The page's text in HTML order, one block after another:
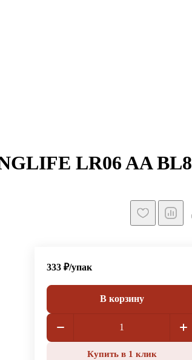
LR06 AA BL8
333 ₽/упак
В корзину
Купить в 1 клик